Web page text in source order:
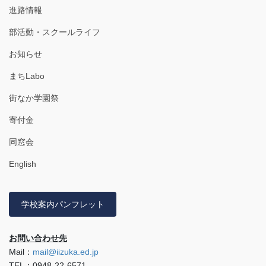
進路情報
部活動・スクールライフ
お知らせ
まちLabo
街なか学園祭
寄付金
同窓会
English
学校案内パンフレット
お問い合わせ先
Mail： mail@iizuka.ed.jp